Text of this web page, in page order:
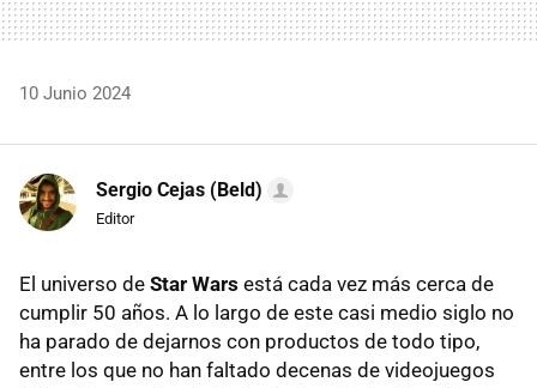
10 Junio 2024
Sergio Cejas (Beld)
Editor
El universo de Star Wars está cada vez más cerca de
cumplir 50 años. A lo largo de este casi medio siglo no
ha parado de dejarnos con productos de todo tipo,
entre los que no han faltado decenas de videojuegos